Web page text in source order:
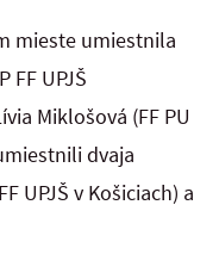
mieste umiestnila
FF UPJŠ
Miklošová (FF PU
dvaja
UPJŠ v Košiciach) a